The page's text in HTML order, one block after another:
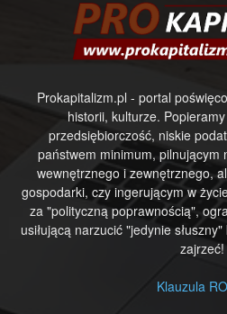
Prokapitalizm.pl - portal
historii, kulturze.
przedsiębiorczość, niskie
państwem minimum, pilnującym
wewnętrznego i zewnętrznego,
gospodarki, czy ingerującym w
za "polityczną poprawnością",
usiłującą narzucić "jedynie
zajrzeć!
Klauzula